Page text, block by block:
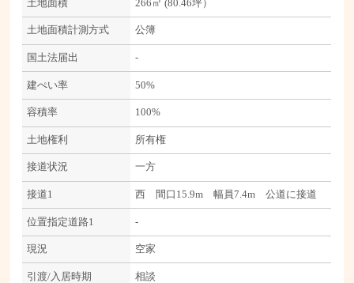
土地面積 266㎡ (80.46坪）
土地面積計測方式 公簿
国土法届出 -
建ぺい率 50%
容積率 100%
土地権利 所有権
接道状況 一方
接道1 西 間口15.9m 幅員7.4m 公道に接道
位置指定道路1 -
現況 空家
引渡/入居時期 相談